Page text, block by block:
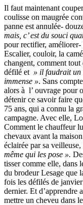
Il faut maintenant
coulisse on maugrée
panne est annulée-
mais, c’ est du souci
pour rectifier,
Escalier, couloir, la
changent, comment
défilé et » il faudrait un
immense ». Sans
alors à l’ ouvrage pour
détenir ce savoir faire
75 ans, qui a connu la
campagne. Avec elle,
Comment le chauffeur
chevaux avant la
éclairée par sa
même qui les pose ».
tisser comme elle, dans
du brodeur Lesage que
fois les défilés de
dernier. Et d’apprendre
mettre un cheveu dans